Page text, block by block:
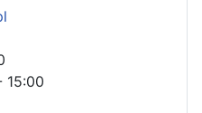
15:00